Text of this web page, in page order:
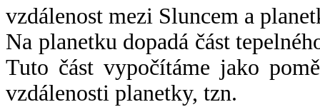
vzdálenost mezi Sluncem a
Na planetku dopadá část
Tuto část vypočítáme jako
vzdálenosti planetky, tzn.